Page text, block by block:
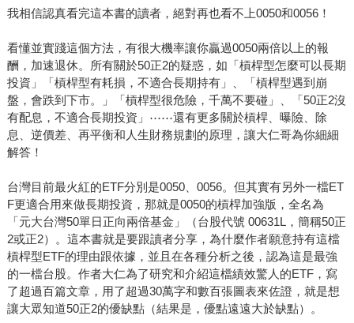
我相信認真看完這本書的讀者，絕對再也看不上0050和0056！
看懂並實踐這個方法，有很大機率讓你贏過0050兩倍以上的報
酬，加速退休。所有關於50正2的疑惑，如「槓桿型怎麼可以長期
投資」「槓桿型有耗損，不適合長期持有」、「槓桿型遇到崩
盤，會跌到下市。」「槓桿型很危險，千萬不要碰」、「50正2沒
有配息，不適合長期投資」⋯⋯還有更多關於槓桿、曝險、除
息、逆價差、再平衡和人生財務規劃的原理，讓大仁哥為你細細
解答！
台灣目前最火紅的ETF分別是0050、0056。但其實有另外一檔ET
F更適合用來做長期投資，那就是0050的槓桿加強版，全名為
「元大台灣50單日正向兩倍基金」（台股代號 00631L，簡稱50正
2或正2）。這本書就是要跟讀者分享，為什麼作者願意持有這檔
槓桿型ETF的理由跟依據，並且在各種分析之後，認為這是最強
的一檔台股。作者大仁為了研究和介紹這檔績效驚人的ETF，寫
了超過百篇文章，用了超過30萬字和數百張圖表來佐證，就是想
讓大眾知道50正2的優缺點（結果是，優點遠遠大於缺點）。